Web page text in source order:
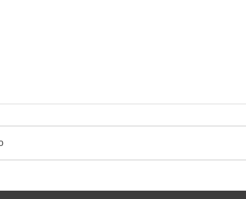
gerar resultado no